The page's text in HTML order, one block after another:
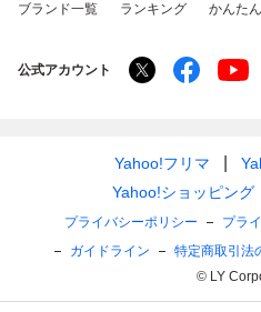
ブランド一覧 ランキング かんた
公式アカウント
Yahoo!フリマ
Yahoo!ショッピング
プライバシーポリシー プラ
ガイドライン
特定商取引法
© LY